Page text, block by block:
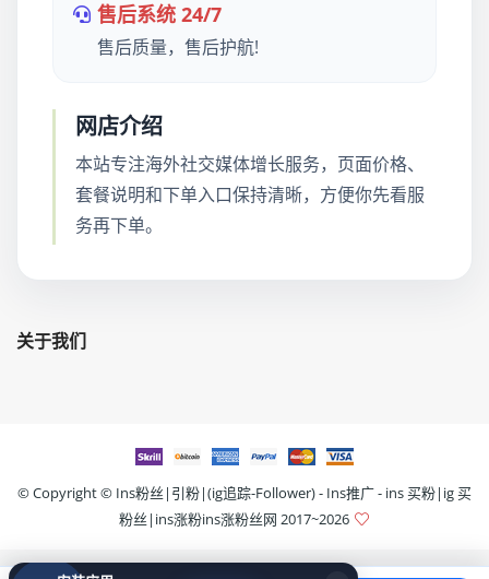
售后系统 24/7
售后质量，售后护航!
网店介绍
本站专注海外社交媒体增长服务，页面价格、
套餐说明和下单入口保持清晰，方便你先看服
务再下单。
关于我们
© Copyright © Ins粉丝|引粉|(ig追踪-Follower) - Ins推广 - ins 买粉|ig 买
粉丝|ins涨粉ins涨粉丝网 2017~2026